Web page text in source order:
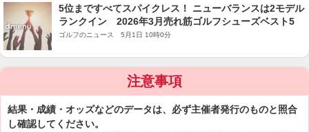
5位まですべてスパイクレス！ ニューバランスは2モデル
ランクイン 2026年3月売れ筋ゴルフシューズベスト5
ゴルフのニュース 5月1日 10時0分
注意事項
結果・成績・オッズなどのデータは、必ず主催者発行のものと照合
し確認してください。